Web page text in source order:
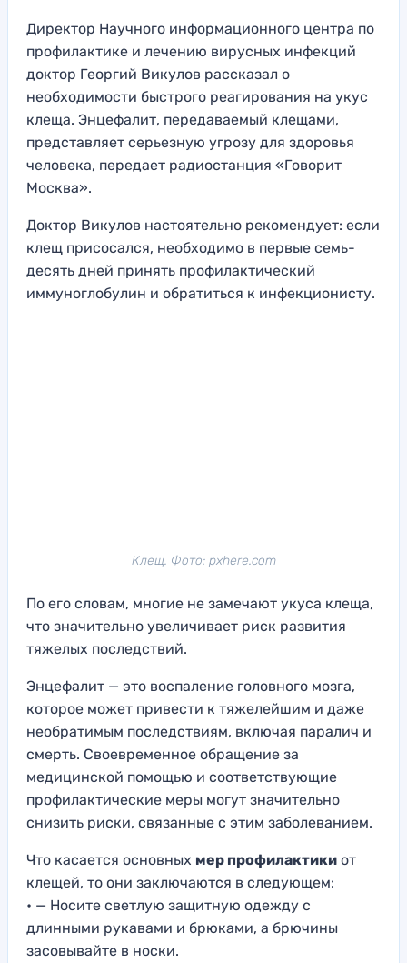
Директор Научного информационного центра по
профилактике и лечению вирусных инфекций
доктор Георгий Викулов рассказал о
необходимости быстрого реагирования на укус
клеща. Энцефалит, передаваемый клещами,
представляет серьезную угрозу для здоровья
человека, передает радиостанция «Говорит
Москва».
Доктор Викулов настоятельно рекомендует: если
клещ присосался, необходимо в первые семь-
десять дней принять профилактический
иммуноглобулин и обратиться к инфекционисту.
Клещ. Фото: pxhere.com
По его словам, многие не замечают укуса клеща,
что значительно увеличивает риск развития
тяжелых последствий.
Энцефалит — это воспаление головного мозга,
которое может привести к тяжелейшим и даже
необратимым последствиям, включая паралич и
смерть. Своевременное обращение за
медицинской помощью и соответствующие
профилактические меры могут значительно
снизить риски, связанные с этим заболеванием.
Что касается основных мер профилактики от
клещей, то они заключаются в следующем:
• — Носите светлую защитную одежду с
длинными рукавами и брюками, а брючины
засовывайте в носки.